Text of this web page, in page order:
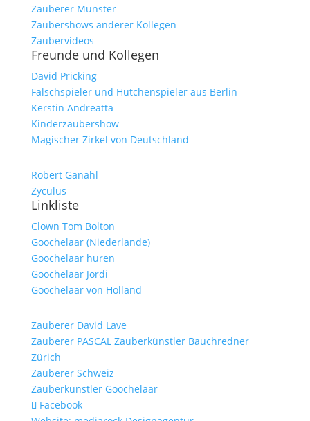
Zauberer Münster
Zaubershows anderer Kollegen
Zaubervideos
Freunde und Kollegen
David Pricking
Falschspieler und Hütchenspieler aus Berlin
Kerstin Andreatta
Kinderzaubershow
Magischer Zirkel von Deutschland
Robert Ganahl
Zyculus
Linkliste
Clown Tom Bolton
Goochelaar (Niederlande)
Goochelaar huren
Goochelaar Jordi
Goochelaar von Holland
Zauberer David Lave
Zauberer PASCAL Zauberkünstler Bauchredner
Zürich
Zauberer Schweiz
Zauberkünstler Goochelaar
Facebook